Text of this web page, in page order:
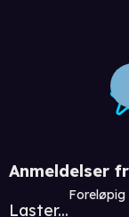
Anmeldelser
Laster...